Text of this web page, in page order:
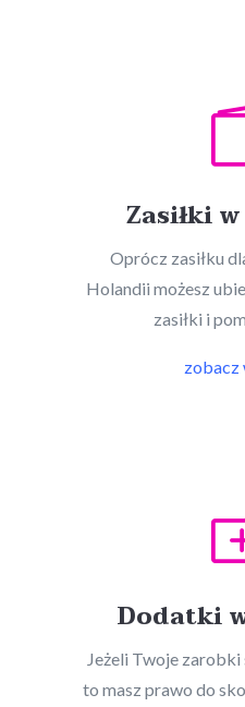
Zasiłki
Oprócz zasiłku
Holandii możesz
zasiłki i
zobacz
Dodatki
Jeżeli Twoje zarobki
to masz prawo do